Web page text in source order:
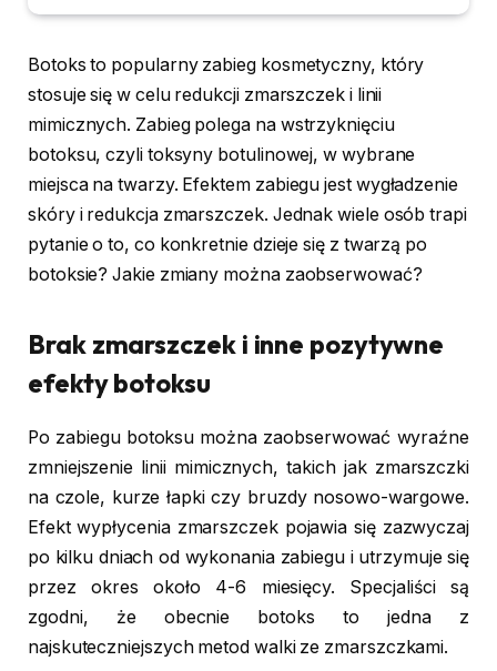
Botoks to popularny zabieg kosmetyczny, który
stosuje się w celu redukcji zmarszczek i linii
mimicznych. Zabieg polega na wstrzyknięciu
botoksu, czyli toksyny botulinowej, w wybrane
miejsca na twarzy. Efektem zabiegu jest wygładzenie
skóry i redukcja zmarszczek. Jednak wiele osób trapi
pytanie o to, co konkretnie dzieje się z twarzą po
botoksie? Jakie zmiany można zaobserwować?
Brak zmarszczek i inne pozytywne
efekty botoksu
Po zabiegu botoksu można zaobserwować wyraźne
zmniejszenie linii mimicznych, takich jak zmarszczki
na czole, kurze łapki czy bruzdy nosowo-wargowe.
Efekt wypłycenia zmarszczek pojawia się zazwyczaj
po kilku dniach od wykonania zabiegu i utrzymuje się
przez okres około 4-6 miesięcy. Specjaliści są
zgodni, że obecnie botoks to jedna z
najskuteczniejszych metod walki ze zmarszczkami.